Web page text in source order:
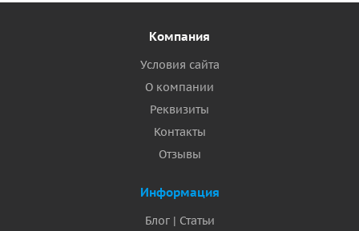
Компания
Условия сайта
О компании
Реквизиты
Контакты
Отзывы
Информация
Блог | Статьи